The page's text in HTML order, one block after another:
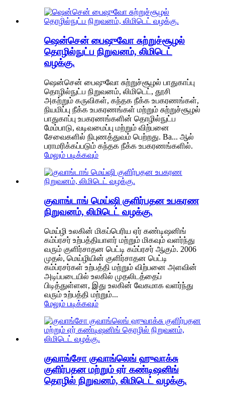
ஷென்சென் பைஷுவோ சுற்றுச்சூழல்
தொழில்நுட்ப நிறுவனம், லிமிடெட்
வழக்கு.
ஷென்சென் பைஷுவோ சுற்றுச்சூழல் பாதுகாப்பு
தொழில்நுட்ப நிறுவனம், லிமிடெட், தூசி
அகற்றும் கருவிகள், கந்தக நீக்க உபகரணங்கள்,
நியமிப்பு நீக்க உபகரணங்கள் மற்றும் சுற்றுச்சூழல்
பாதுகாப்பு உபகரணங்களின் தொழில்நுட்ப
மேம்பாடு, வடிவமைப்பு மற்றும் விற்பனை
சேவைகளில் நிபுணத்துவம் பெற்றது. Ba... ஆல்
பராமரிக்கப்படும் கந்தக நீக்க உபகரணங்களில்.
மேலும் படிக்கவும்
குவாங்டாங் மெய்ஷி குளிர்பதன உபகரண
நிறுவனம், லிமிடெட் வழக்கு.
மெய்ழி உலகின் மிகப்பெரிய ஏர் கண்டிஷனிங்
கம்ப்ரசர் உற்பத்தியாளர் மற்றும் மிகவும் வளர்ந்து
வரும் குளிர்சாதன பெட்டி கம்ப்ரசர் ஆகும். 2006
முதல், மெய்ழியின் குளிர்சாதன பெட்டி
கம்ப்ரசர்கள் உற்பத்தி மற்றும் விற்பனை அளவின்
அடிப்படையில் உலகில் முதலிடத்தைப்
பிடித்துள்ளன, இது உலகின் வேகமாக வளர்ந்து
வரும் உற்பத்தி மற்றும்...
மேலும் படிக்கவும்
குவாங்சோ குவாங்லெங் ஹுவாக்சு
குளிர்பதன மற்றும் ஏர் கண்டிஷனிங்
தொழில் நிறுவனம், லிமிடெட் வழக்கு.